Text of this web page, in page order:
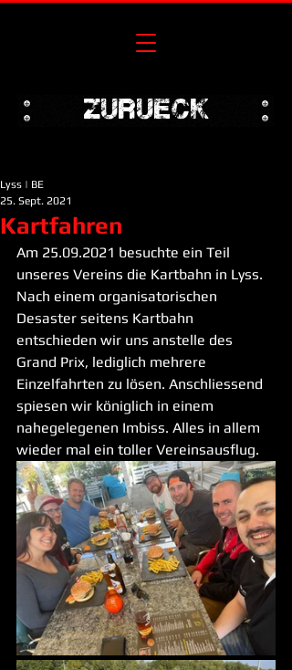
zurueck
Kartfahren
Lyss | BE
25. Sept. 2021
Am 25.09.2021 besuchte ein Teil
unseres Vereins die Kartbahn in Lyss.
Nach einem organisatorischen
Desaster seitens Kartbahn
entschieden wir uns anstelle des
Grand Prix, lediglich mehrere
Einzelfahrten zu lösen. Anschliessend
spiesen wir königlich in einem
nahegelegenen Imbiss. Alles in allem
wieder mal ein toller Vereinsausflug.